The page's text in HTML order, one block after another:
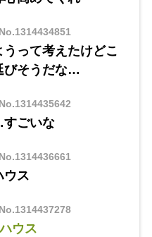
No.1314434851
って考えたけどこ
びそうだな…
No.1314435642
ごいな
No.1314436661
ウス
No.1314437278
ウス